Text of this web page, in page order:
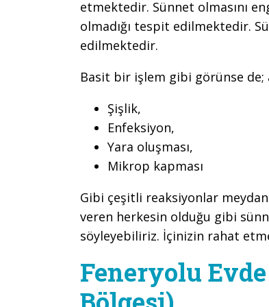
etmektedir. Sünnet olmasını
olmadığı tespit edilmektedir.
edilmektedir.
Basit bir işlem gibi görünse de;
Şişlik,
Enfeksiyon,
Yara oluşması,
Mikrop kapması
Gibi çeşitli reaksiyonlar
veren herkesin olduğu gibi
söyleyebiliriz. İçinizin rahat
Feneryolu